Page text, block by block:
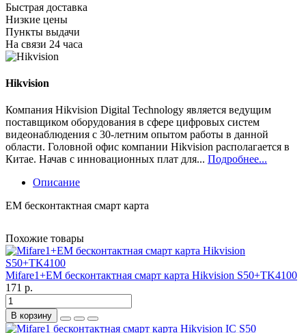
Быстрая доставка
Низкие цены
Пункты выдачи
На связи 24 часа
Hikvision
Компания Hikvision Digital Technology является ведущим
поставщиком оборудования в сфере цифровых систем
видеонаблюдения с 30-летним опытом работы в данной
области. Головной офис компании Hikvision располагается в
Китае. Начав с инновационных плат для... Подробнее...
Описание
EM бесконтактная смарт карта
Похожие товары
Mifare1+EM бесконтактная смарт карта Hikvision S50+TK4100
171 р.
В корзину